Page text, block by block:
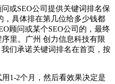
或SEO公司提供关键词排名保
，具体排在第几位给多少钱都
顾问或某个SEO公司的，最终
里。广州 创力信息科技有限
们承诺关键词排名在首页，按
1-2个月，然后看效果决定是